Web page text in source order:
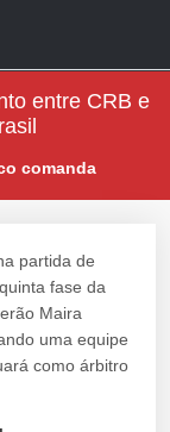
entre CRB e
comanda
partida de
fase da
Maira
uma equipe
como árbitro